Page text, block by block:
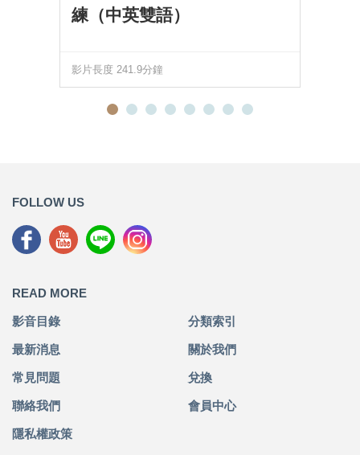
練（中英雙語）
影片長度 241.9分鐘
FOLLOW US
READ MORE
影音目錄 分類索引
最新消息 關於我們
常見問題 兌換
聯絡我們 會員中心
隱私權政策